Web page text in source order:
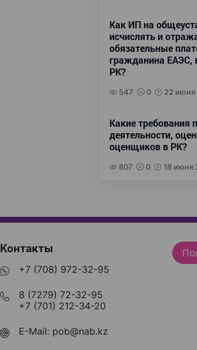
Как ИП на
исчислять и
обязательные
гражданина
РК?
547 0 22 июня
Какие требования
деятельности,
оценщиков в РК?
807 0 18 июня
Контакты
+7 (708) 972-32-95
8 (7279) 72-32-95
+7 (701) 212-34-20
E-Mail: pob@nab.kz